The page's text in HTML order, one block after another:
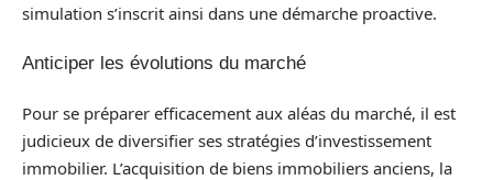
simulation s’inscrit ainsi dans une démarche proactive.
Anticiper les évolutions du marché
Pour se préparer efficacement aux aléas du marché, il est
judicieux de diversifier ses stratégies d’investissement
immobilier. L’acquisition de biens immobiliers anciens, la